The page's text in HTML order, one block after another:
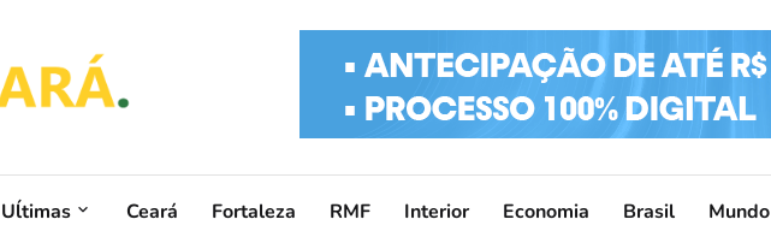
Uĺtimas Ceará Fortaleza RMF Interior Economia Brasil Mundo